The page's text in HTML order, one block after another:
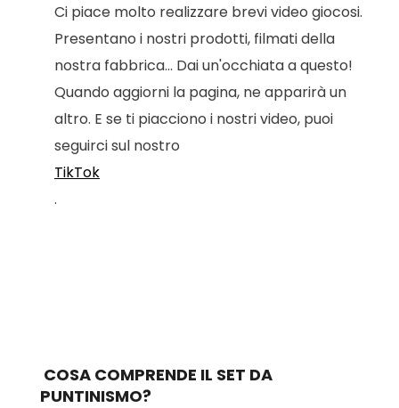
Ci piace molto realizzare brevi video giocosi.
Presentano i nostri prodotti, filmati della
nostra fabbrica... Dai un'occhiata a questo!
Quando aggiorni la pagina, ne apparirà un
altro. E se ti piacciono i nostri video, puoi
seguirci sul nostro
TikTok
.
COSA COMPRENDE IL SET DA
PUNTINISMO?